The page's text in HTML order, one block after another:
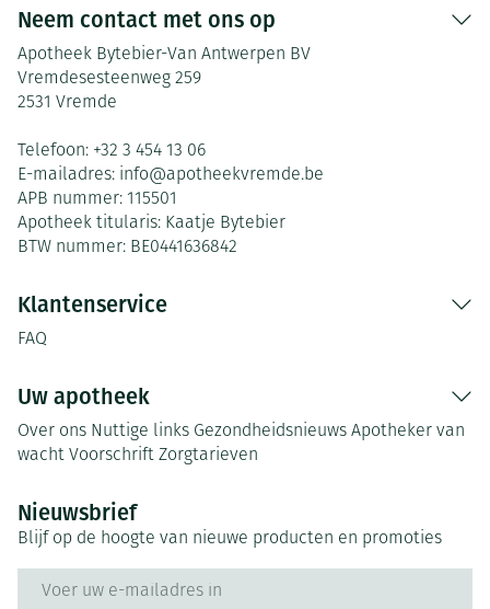
Neem contact met ons op
Apotheek Bytebier-Van Antwerpen BV
Vremdesesteenweg 259
2531 Vremde
Telefoon: +32 3 454 13 06
E-mailadres: info@apotheekvremde.be
APB nummer: 115501
Apotheek titularis: Kaatje Bytebier
BTW nummer: BE0441636842
Klantenservice
FAQ
Uw apotheek
Over ons Nuttige links Gezondheidsnieuws Apotheker van
wacht Voorschrift Zorgtarieven
Nieuwsbrief
Blijf op de hoogte van nieuwe producten en promoties